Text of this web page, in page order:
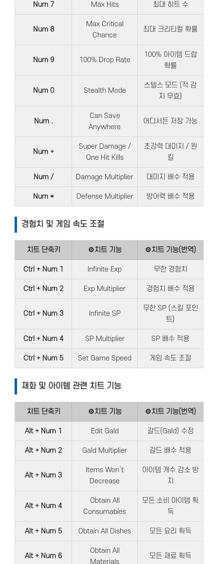
Num 7 Max Hits 최대 히트 수
Num 8
Max Critical
Chance
최대 크리티컬 확률
Num 9 100% Drop Rate
100% 아이템 드랍
확률
Num 0 Stealth Mode
스텔스 모드 (적 감
지 무효)
Num .
Can Save
Anywhere
어디서든 저장 가능
Num +
Super Damage /
One Hit Kills
초강력 대미지 / 원
킬
Num / Damage Multiplier 대미지 배수 적용
Num * Defense Multiplier 방어력 배수 적용
경험치 및 게임 속도 조절
치트 단축키 ⚙치트 기능 ⚙치트 기능(번역)
Ctrl + Num 1 Infinite Exp 무한 경험치
Ctrl + Num 2 Exp Multiplier 경험치 배수 적용
Ctrl + Num 3 Infinite SP
무한 SP (스킬 포인
트)
Ctrl + Num 4 SP Multiplier SP 배수 적용
Ctrl + Num 5 Set Game Speed 게임 속도 조절
재화 및 아이템 관련 치트 기능
치트 단축키 ⚙치트 기능 ⚙치트 기능(번역)
Alt + Num 1 Edit Gald 갈드(Gald) 수정
Alt + Num 2 Gald Multiplier 갈드 배수 적용
Alt + Num 3
Items Won’t
Decrease
아이템 개수 감소 방
지
Alt + Num 4
Obtain All
Consumables
모든 소비 아이템 획
득
Alt + Num 5 Obtain All Dishes 모든 요리 획득
Alt + Num 6
Obtain All
Materials
모든 재료 획득